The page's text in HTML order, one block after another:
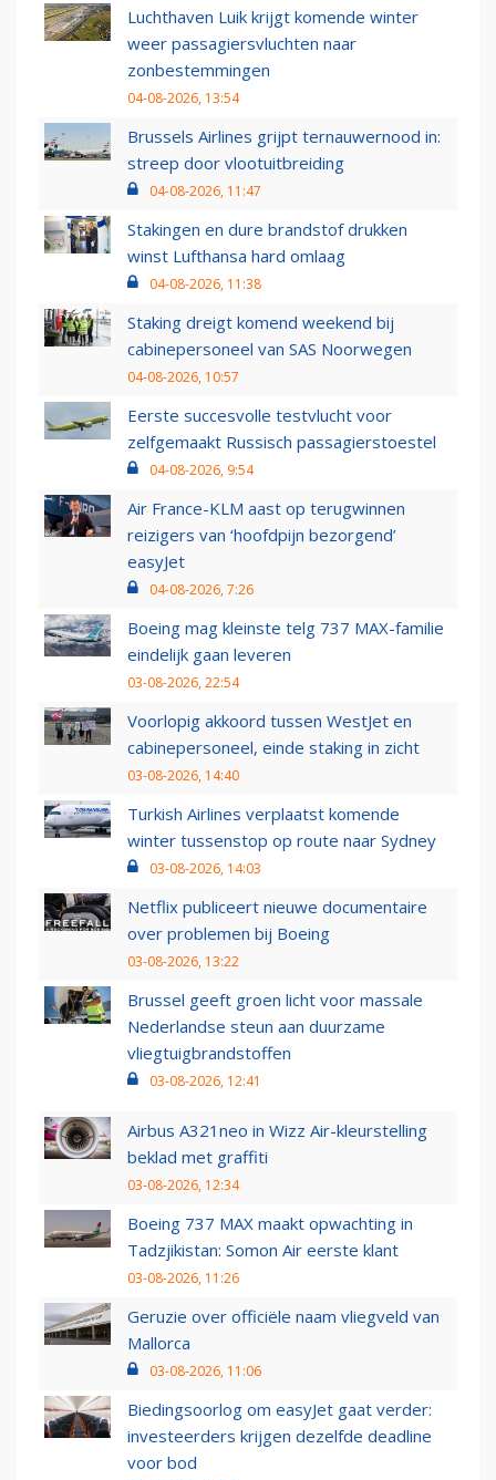
Luchthaven Luik krijgt komende winter
weer passagiersvluchten naar
zonbestemmingen
04-08-2026, 13:54
Brussels Airlines grijpt ternauwernood in:
streep door vlootuitbreiding
04-08-2026, 11:47
Stakingen en dure brandstof drukken
winst Lufthansa hard omlaag
04-08-2026, 11:38
Staking dreigt komend weekend bij
cabinepersoneel van SAS Noorwegen
04-08-2026, 10:57
Eerste succesvolle testvlucht voor
zelfgemaakt Russisch passagierstoestel
04-08-2026, 9:54
Air France-KLM aast op terugwinnen
reizigers van ‘hoofdpijn bezorgend’
easyJet
04-08-2026, 7:26
Boeing mag kleinste telg 737 MAX-familie
eindelijk gaan leveren
03-08-2026, 22:54
Voorlopig akkoord tussen WestJet en
cabinepersoneel, einde staking in zicht
03-08-2026, 14:40
Turkish Airlines verplaatst komende
winter tussenstop op route naar Sydney
03-08-2026, 14:03
Netflix publiceert nieuwe documentaire
over problemen bij Boeing
03-08-2026, 13:22
Brussel geeft groen licht voor massale
Nederlandse steun aan duurzame
vliegtuigbrandstoffen
03-08-2026, 12:41
Airbus A321neo in Wizz Air-kleurstelling
beklad met graffiti
03-08-2026, 12:34
Boeing 737 MAX maakt opwachting in
Tadzjikistan: Somon Air eerste klant
03-08-2026, 11:26
Geruzie over officiële naam vliegveld van
Mallorca
03-08-2026, 11:06
Biedingsoorlog om easyJet gaat verder:
investeerders krijgen dezelfde deadline
voor bod